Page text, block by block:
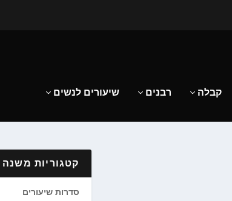
קבלה רבנים שיעורים לנשים
קטגוריות משנה
סדרות שיעורים